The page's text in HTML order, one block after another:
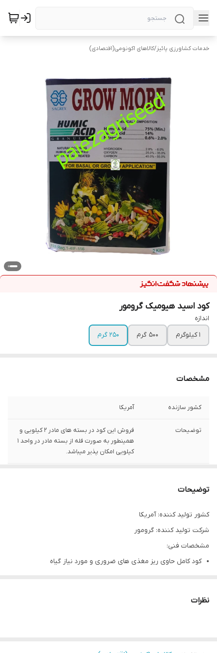
خدمات کشاورزی پائیز/کالاهای اکونومی(اقتصادی)
کود اسید هیومیک گرومور
اندازه
1 کیلوگرم
500 گرم 250 گرم
مشخصات
کشور سازنده آمریکا
توضیحات
فروش این کود در بسته های مادر 2 کیلویی و
همینطور به صورت فله از بسته مادر در واحد 1
کیلویی امکان پذیر میباشد.
توضیحات
کشور تولید کننده: آمریکا
شرکت تولید کننده: گرومور
مشخصات فنی:
کود کامل حاوی ریز مغذی های ضروری و مورد نیاز گیاه
عناصر ریز مغذی به صورت کلات EDTA با قابلیت جذب بسیار بالا
نظرات